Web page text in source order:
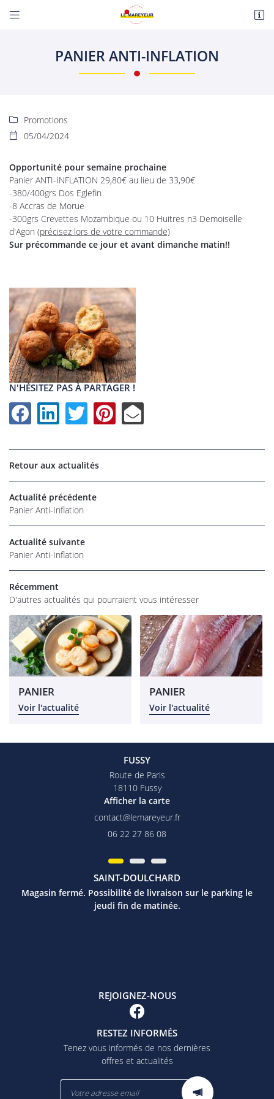

Accueil
magasins
Épicerie
et tarifs
Avis

RESTEZ
INSCRIPTION
REJOIGNEZ-
06 22 27 86 08
Adresse email de réception
En cochant cette case, vous consentez à recevoir nos propositions commerciales à
l'adresse email indiqué ci-dessus. Vous pouvez vous désinscrire à tout moment en
utilisant
le formulaire de désinscription
PANIER ANTI-INFLATION
 Promotions
 05/04/2024
Opportunité pour semaine prochaine
Panier ANTI-INFLATION 29,80€ au lieu de 33,90€
-380/400grs Dos Eglefin
-8 Accras de Morue
-300grs Crevettes Mozambique ou 10 Huitres n3 Demoiselle
d'Agon (précisez lors de votre commande)
Sur précommande ce jour et avant dimanche matin!!
N'HÉSITEZ PAS À PARTAGER !
Retour aux actualités
Actualité précédente
Panier Anti-Inflation
Actualité suivante
Panier Anti-Inflation
Récemment
D'autres actualités qui pourraient vous intéresser
PANIER
Voir l'actualité
PANIER
Voir l'actualité
FUSSY
Route de Paris
18110 Fussy
Afficher la carte
06 22 27 86 08
SAINT-DOULCHARD
Magasin fermé. Possibilité de livraison sur le parking le
jeudi fin de matinée.
REJOIGNEZ-NOUS
RESTEZ INFORMÉS
Tenez vous informés de nos dernières
offres et actualités